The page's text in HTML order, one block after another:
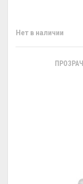
Нет в наличии